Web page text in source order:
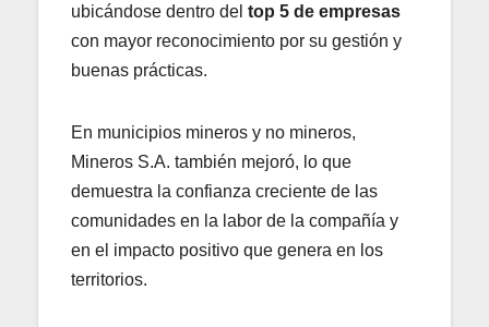
ubicándose dentro del top 5 de empresas
con mayor reconocimiento por su gestión y
buenas prácticas.
En municipios mineros y no mineros,
Mineros S.A. también mejoró, lo que
demuestra la confianza creciente de las
comunidades en la labor de la compañía y
en el impacto positivo que genera en los
territorios.